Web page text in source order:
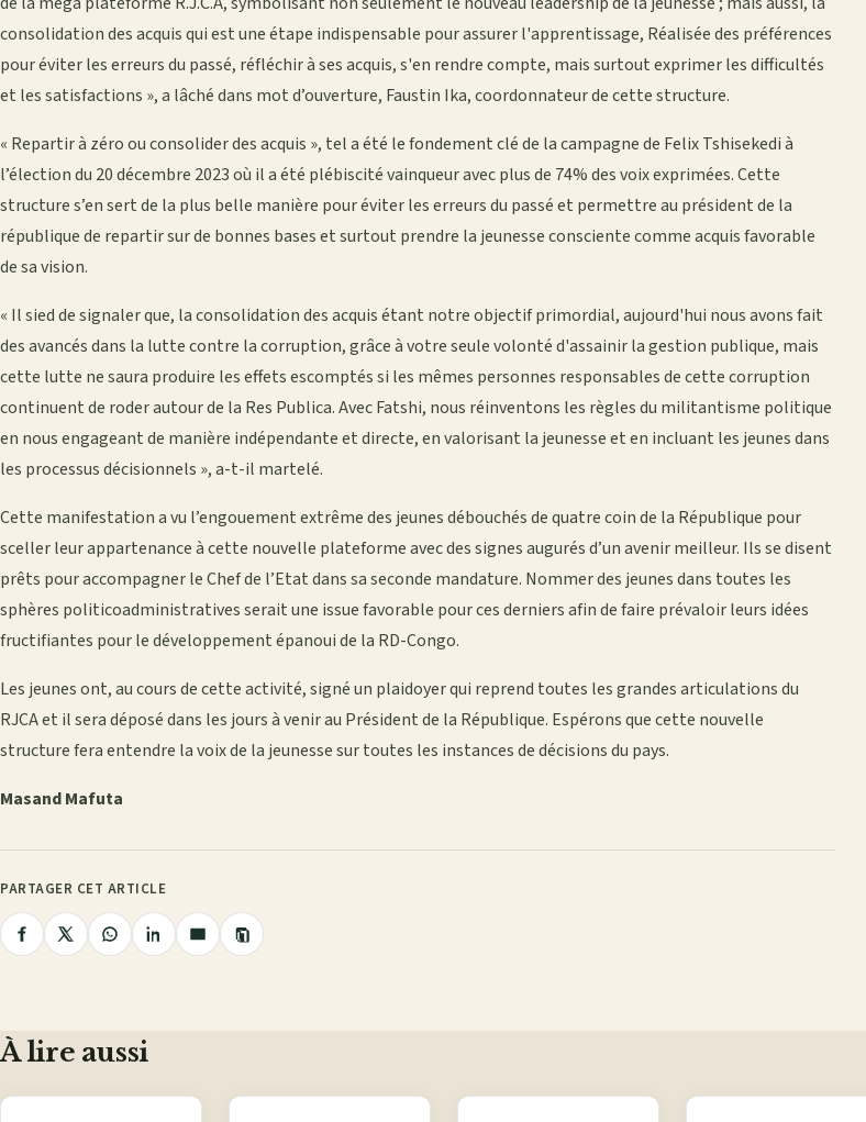
consolidation des acquis qui est une étape indispensable pour assurer l'apprentissage, Réalisée des préférences
pour éviter les erreurs du passé, réfléchir à ses acquis, s'en rendre compte, mais surtout exprimer les difficultés
et les satisfactions », a lâché dans mot d’ouverture, Faustin Ika, coordonnateur de cette structure.
« Repartir à zéro ou consolider des acquis », tel a été le fondement clé de la campagne de Felix Tshisekedi à
l’élection du 20 décembre 2023 où il a été plébiscité vainqueur avec plus de 74% des voix exprimées. Cette
structure s’en sert de la plus belle manière pour éviter les erreurs du passé et permettre au président de la
république de repartir sur de bonnes bases et surtout prendre la jeunesse consciente comme acquis favorable
de sa vision.
« Il sied de signaler que, la consolidation des acquis étant notre objectif primordial, aujourd'hui nous avons fait
des avancés dans la lutte contre la corruption, grâce à votre seule volonté d'assainir la gestion publique, mais
cette lutte ne saura produire les effets escomptés si les mêmes personnes responsables de cette corruption
continuent de roder autour de la Res Publica. Avec Fatshi, nous réinventons les règles du militantisme politique
en nous engageant de manière indépendante et directe, en valorisant la jeunesse et en incluant les jeunes dans
les processus décisionnels », a-t-il martelé.
Cette manifestation a vu l’engouement extrême des jeunes débouchés de quatre coin de la République pour
sceller leur appartenance à cette nouvelle plateforme avec des signes augurés d’un avenir meilleur. Ils se disent
prêts pour accompagner le Chef de l’Etat dans sa seconde mandature. Nommer des jeunes dans toutes les
sphères politicoadministratives serait une issue favorable pour ces derniers afin de faire prévaloir leurs idées
fructifiantes pour le développement épanoui de la RD-Congo.
Les jeunes ont, au cours de cette activité, signé un plaidoyer qui reprend toutes les grandes articulations du
RJCA et il sera déposé dans les jours à venir au Président de la République. Espérons que cette nouvelle
structure fera entendre la voix de la jeunesse sur toutes les instances de décisions du pays.
Masand Mafuta
PARTAGER CET ARTICLE
PartagerPartagerPartagerPartagerPartager
Copier
le
À lire aussi